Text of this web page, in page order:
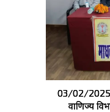
03/02/2025
वाणिज्य